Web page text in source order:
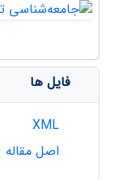
فایل ها
اصل مقاله